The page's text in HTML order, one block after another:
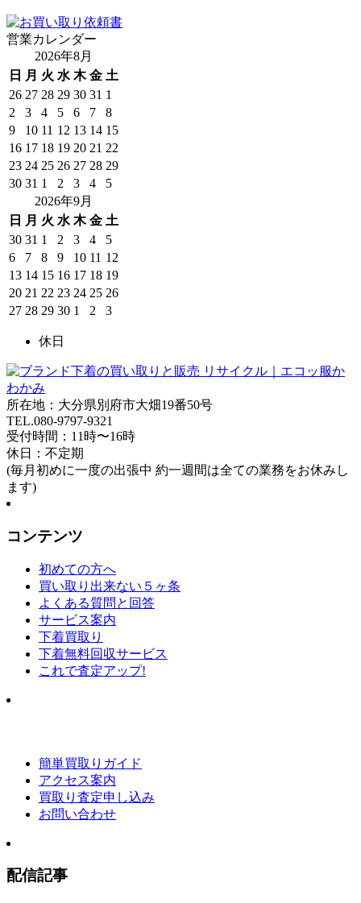
営業カレンダー
2026年8月
日
月 火 水 木 金 土
26 27 28 29 30 31 1
2
3 4 5 6 7
8
9
10 11 12 13 14 15
16 17 18 19 20 21 22
23 24 25 26 27 28 29
30 31 1 2 3 4
5
2026年9月
日
月 火 水 木 金 土
30 31 1 2 3 4
5
6
7 8 9 10 11 12
13 14 15 16 17 18 19
20 21 22 23 24 25 26
27 28 29 30 1 2 3
休日
所在地：大分県別府市大畑19番50号
TEL.080-9797-9321
受付時間：11時〜16時
休日：不定期
(毎月初めに一度の出張中 約一週間は全ての業務をお休みし
ます)
コンテンツ
初めての方へ
買い取り出来ない５ヶ条
よくある質問と回答
サービス案内
下着買取り
下着無料回収サービス
これで査定アップ!
簡単買取りガイド
アクセス案内
買取り査定申し込み
お問い合わせ
配信記事